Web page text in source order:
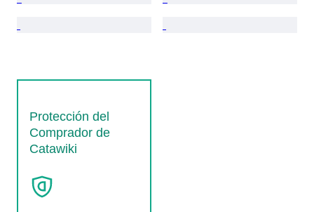
Protección del
Comprador de
Catawiki